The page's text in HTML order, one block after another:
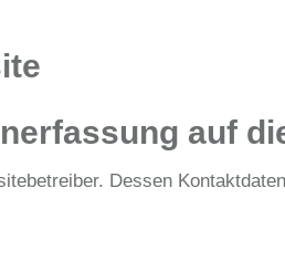
auf
Dessen